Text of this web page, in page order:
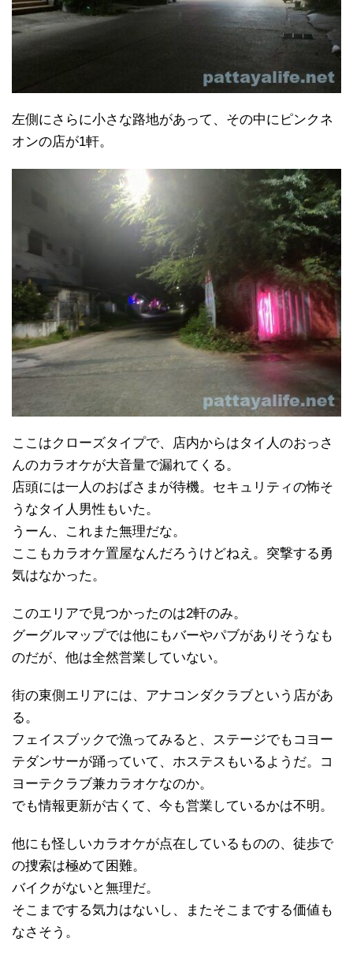
左側にさらに小さな路地があって、その中にピンクネ
オンの店が1軒。
ここはクローズタイプで、店内からはタイ人のおっさ
んのカラオケが大音量で漏れてくる。
店頭には一人のおばさまが待機。セキュリティの怖そ
うなタイ人男性もいた。
うーん、これまた無理だな。
ここもカラオケ置屋なんだろうけどねえ。突撃する勇
気はなかった。
このエリアで見つかったのは2軒のみ。
グーグルマップでは他にもバーやパブがありそうなも
のだが、他は全然営業していない。
街の東側エリアには、アナコンダクラブという店があ
る。
フェイスブックで漁ってみると、ステージでもコヨー
テダンサーが踊っていて、ホステスもいるようだ。コ
ヨーテクラブ兼カラオケなのか。
でも情報更新が古くて、今も営業しているかは不明。
他にも怪しいカラオケが点在しているものの、徒歩で
の捜索は極めて困難。
バイクがないと無理だ。
そこまでする気力はないし、またそこまでする価値も
なさそう。